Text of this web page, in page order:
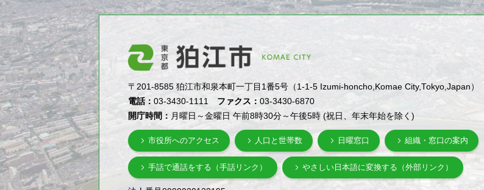
〒201-8585 狛江市和泉本町一丁目1番5号（1-1-5 Izumi-honcho,Komae City,Tokyo,Japan）
電話：03-3430-1111 ファクス：03-3430-6870
開庁時間： 月曜日～金曜日 午前8時30分～午後5時 (祝日、年末年始を除く)
市役所へのアクセス 人口と世帯数 日曜窓口 組織・窓口の案内
手話で通話をする（手話リンク） やさしい日本語に変換する（外部リンク）